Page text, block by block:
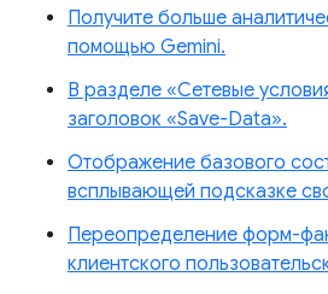
Получите больше
помощью Gemini.
В разделе «Сетевые
заголовок «Save-Data».
Отображение базового
всплывающей подсказке
Переопределение форм-
клиентского